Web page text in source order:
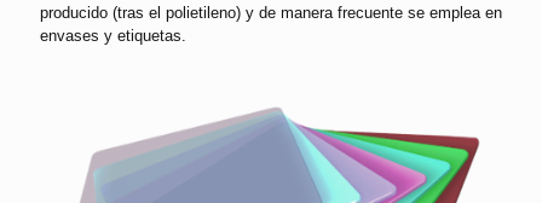
producido (tras el polietileno) y de manera frecuente se emplea en
envases y etiquetas.